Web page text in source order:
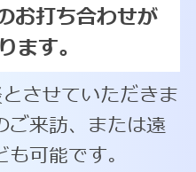
お打ち合わせが
ます。
させていただきま
来訪、または遠
可能です。